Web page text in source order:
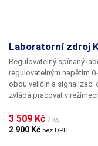
Laboratorní zdroj
Regulovatelný spínaný
regulovatelným napětím 0
obou veličin a signalizací
zvládá pracovat v
nastavení proudu a
veličinu. Jeden slouží
3 509 Kč / ks
2 900 Kč bez DPH